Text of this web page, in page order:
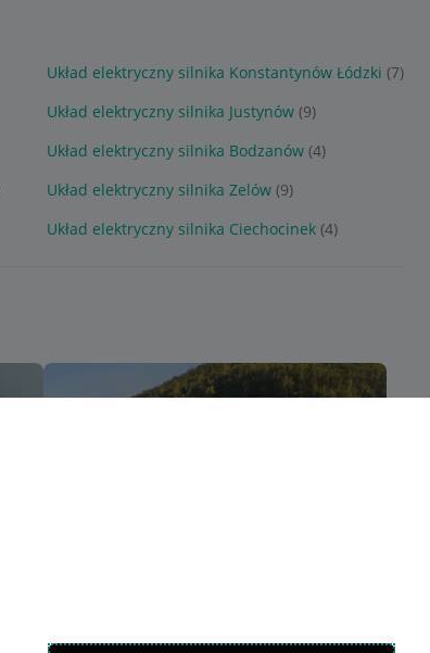
Układ elektryczny silnika Konstantynów Łódzki (7)
Układ elektryczny silnika Justynów (9)
Układ elektryczny silnika Bodzanów (4)
Układ elektryczny silnika Zelów (9)
Układ elektryczny silnika Ciechocinek (4)